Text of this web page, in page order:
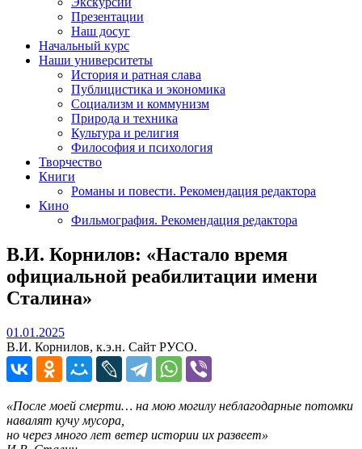
Презентации
Наш досуг
Начальный курс
Наши университеты
История и ратная слава
Публицистика и экономика
Социализм и коммунизм
Природа и техника
Культура и религия
Философия и психология
Творчество
Книги
Романы и повести. Рекомендация редактора
Кино
Фильмография. Рекомендация редактора
В.И. Корнилов: «Настало время
официальной реабилитации имени
Сталина»
01.01.202501.01.2025
В.И. Корнилов, к.э.н. Сайт РУСО.
«После моей смерти… на мою могилу неблагодарные потомки
навалят кучу мусора,
но через много лет ветер истории их развеет»